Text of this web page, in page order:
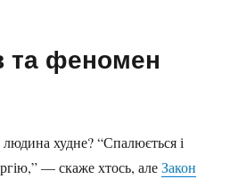
та феномен
худне? “Спалюється і
— скаже хтось, алеЗакон